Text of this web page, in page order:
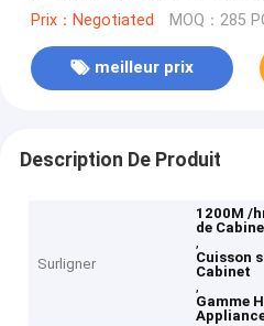
Prix：Negotiated MOQ：285
meilleur prix
Description De Produit
Surligner
1200M /
de
,
Cuisson
Cabinet
,
Gamme